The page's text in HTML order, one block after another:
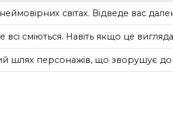
світах. Відведе вас
всі сміються. Навіть якщо це
шлях персонажів, що зворушує до